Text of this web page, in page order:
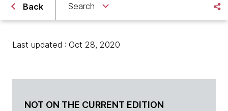
Back Search
Last updated : Oct 28, 2020
NOT ON THE CURRENT EDITION